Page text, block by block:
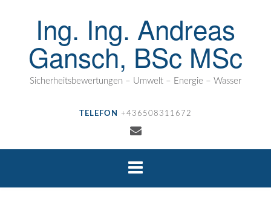
Ing. Ing. Andreas
Gansch, BSc MSc
Sicherheitsbewertungen – Umwelt – Energie – Wasser
TELEFON +436508311672